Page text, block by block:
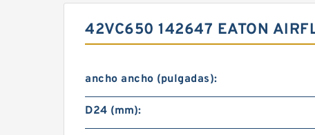
42VC650 142647 EATON
ancho ancho (pulgadas):
D24 (mm):